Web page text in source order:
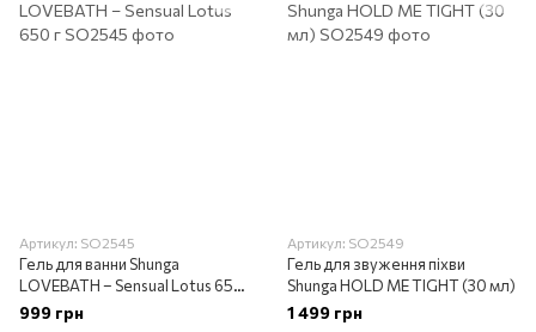
Артикул: SO2545
Гель для ванни Shunga
LOVEBATH – Sensual Lotus 650
г
999 грн
Артикул: SO2549
Гель для звуження піхви
Shunga HOLD ME TIGHT (30 мл)
1 499 грн